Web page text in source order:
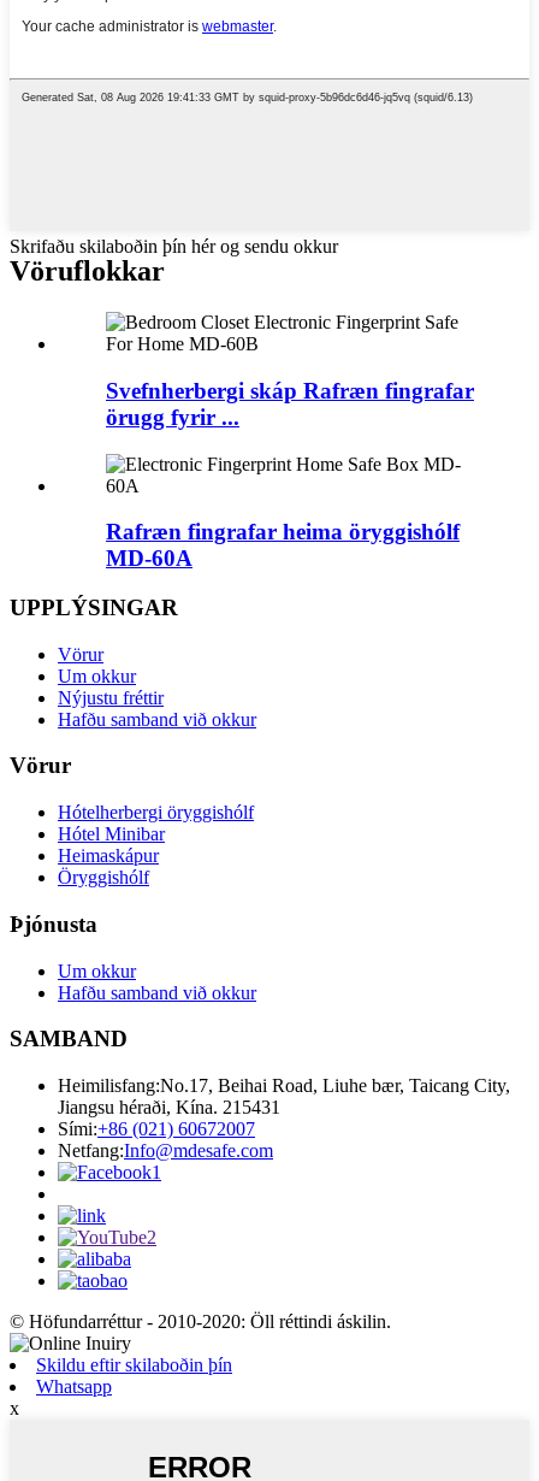
Skrifaðu skilaboðin þín hér og sendu okkur
Vöruflokkar
Svefnherbergi skáp Rafræn fingrafar
örugg fyrir ...
Rafræn fingrafar heima öryggishólf
MD-60A
UPPLÝSINGAR
Vörur
Um okkur
Nýjustu fréttir
Hafðu samband við okkur
Vörur
Hótelherbergi öryggishólf
Hótel Minibar
Heimaskápur
Öryggishólf
Þjónusta
Um okkur
Hafðu samband við okkur
SAMBAND
Heimilisfang:No.17, Beihai Road, Liuhe bær, Taicang City,
Jiangsu héraði, Kína. 215431
Sími:+86 (021) 60672007
Netfang:Info@mdesafe.com
© Höfundarréttur - 2010-2020: Öll réttindi áskilin.
Skildu eftir skilaboðin þín
Whatsapp
x